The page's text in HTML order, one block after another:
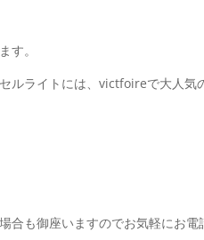
す。
ルライトには、victfoireで大人気
合も御座いますのでお気軽にお電